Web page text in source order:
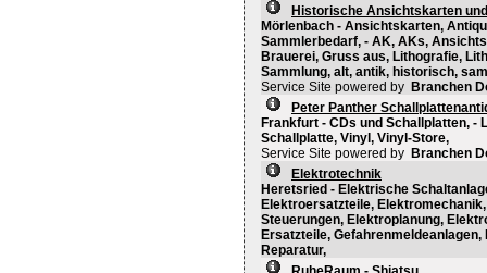
Historische Ansichtskarten
Mörlenbach - Ansichtskarten,
Sammlerbedarf, - AK, AKs,
Brauerei, Gruss aus, Lithografie,
Sammlung, alt, antik, historisch,
Service Site powered by Branchen
Peter Panther
Frankfurt - CDs und Schallplatten, -
Schallplatte, Vinyl, Vinyl-Store,
Service Site powered by Branchen
Elektrotechnik
Heretsried - Elektrische
Elektroersatzteile,
Steuerungen, Elektroplanung,
Ersatzteile,
Reparatur,